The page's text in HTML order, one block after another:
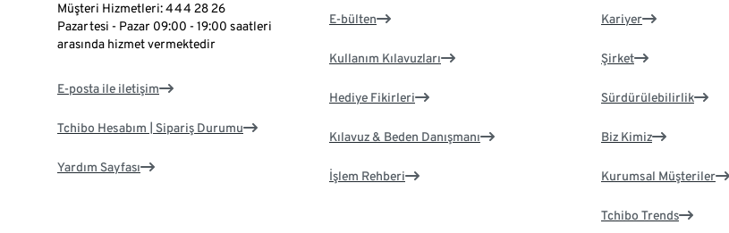
Müşteri Hizmetleri: 444 28 26
Pazartesi - Pazar 09:00 - 19:00 saatleri
arasında hizmet vermektedir
E-posta ile iletişim
Tchibo Hesabım | Sipariş Durumu
Yardım Sayfası
E-bülten
Kullanım Kılavuzları
Hediye Fikirleri
Kılavuz & Beden Danışmanı
İşlem Rehberi
Kariyer
Şirket
Sürdürülebilirlik
Biz Kimiz
Kurumsal Müşteriler
Tchibo Trends